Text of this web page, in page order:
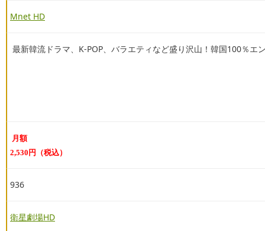
Mnet HD
最新韓流ドラマ、K-POP、バラエティなど盛り沢山！韓国100％エ
月額
2,530円（税込）
936
衛星劇場HD